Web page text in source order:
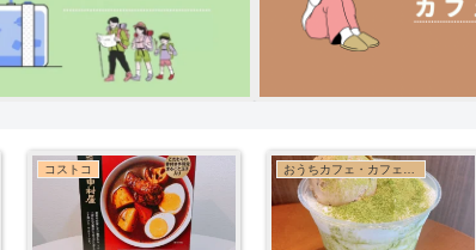
コストコ